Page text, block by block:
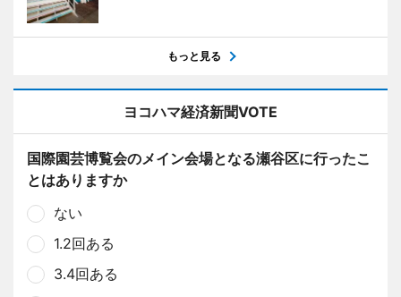
もっと見る
ヨコハマ経済新聞VOTE
国際園芸博覧会のメイン会場となる瀬谷区に行ったこ
とはありますか
ない
1.2回ある
3.4回ある